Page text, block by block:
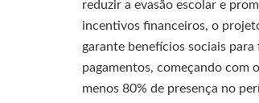
reduzir a evasão escolar e
incentivos financeiros, o
garante benefícios sociais
pagamentos, começando com
menos 80% de presença no